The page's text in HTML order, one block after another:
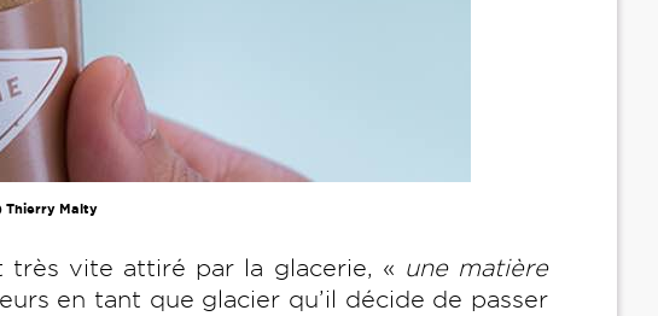
Thierry Malty
très vite attiré par la glacerie, « une matière
en tant que glacier qu’il décide de passer